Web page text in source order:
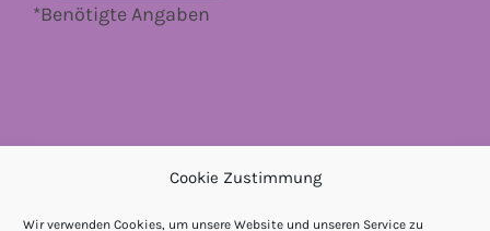
Cookie Zustimmung
Wir verwenden Cookies, um unsere Website und unseren Service zu
*Benötigte Angaben